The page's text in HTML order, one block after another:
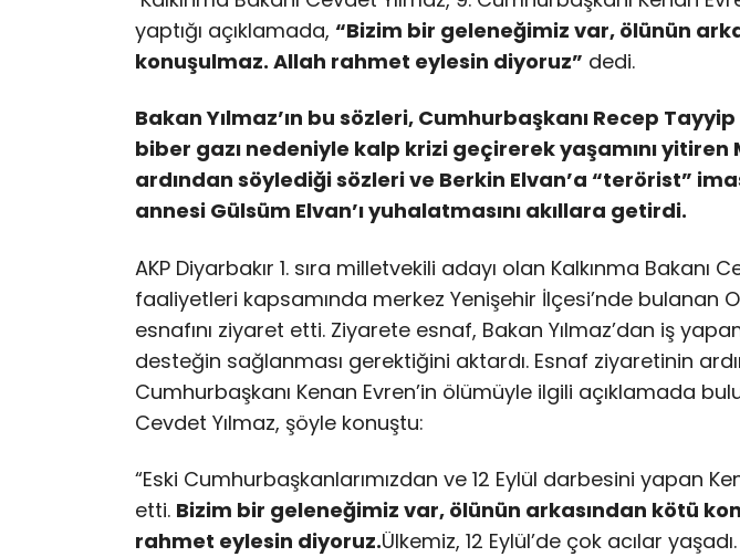
yaptığı açıklamada, “Bizim bir geleneğimiz var, ölünün
konuşulmaz. Allah rahmet eylesin diyoruz” dedi.
Bakan Yılmaz’ın bu sözleri, Cumhurbaşkanı Recep Tayyip
biber gazı nedeniyle kalp krizi geçirerek yaşamını yitiren
ardından söylediği sözleri ve Berkin Elvan’a “terörist”
annesi Gülsüm Elvan’ı yuhalatmasını akıllara getirdi.
AKP Diyarbakır 1. sıra milletvekili adayı olan Kalkınma Bakanı
faaliyetleri kapsamında merkez Yenişehir İlçesi’nde bulanan
esnafını ziyaret etti. Ziyarete esnaf, Bakan Yılmaz’dan iş
desteğin sağlanması gerektiğini aktardı. Esnaf ziyaretinin
Cumhurbaşkanı Kenan Evren’in ölümüyle ilgili açıklamada
Cevdet Yılmaz, şöyle konuştu:
“Eski Cumhurbaşkanlarımızdan ve 12 Eylül darbesini yapan
etti. Bizim bir geleneğimiz var, ölünün arkasından kötü
rahmet eylesin diyoruz.Ülkemiz, 12 Eylül’de çok acılar